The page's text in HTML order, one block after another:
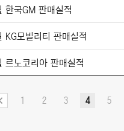
한국GM 판매실적
KG모빌리티 판매실적
르노코리아 판매실적
1 2 3 4 5